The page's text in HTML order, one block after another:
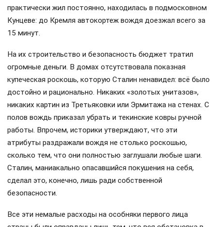
практически жил постоянно, находилась в подмосковном
Кунцеве: до Кремля автокортеж вождя доезжал всего за
15 минут.
На их строительство и безопасность бюджет тратил
огромные деньги. В домах отсутствовала показная
купеческая роскошь, которую Сталин ненавидел: всё было
достойно и рационально. Никаких «золотых унитазов»,
никаких картин из Третьяковки или Эрмитажа на стенах. С
полов вождь приказал убрать и текинские ковры ручной
работы. Впрочем, историки утверждают, что эти
атрибуты раздражали вождя не столько роскошью,
сколько тем, что они полностью заглушали любые шаги.
Сталин, маниакально опасавшийся покушения на себя,
сделал это, конечно, лишь ради собственной
безопасности.
Все эти немалые расходы на особняки первого лица